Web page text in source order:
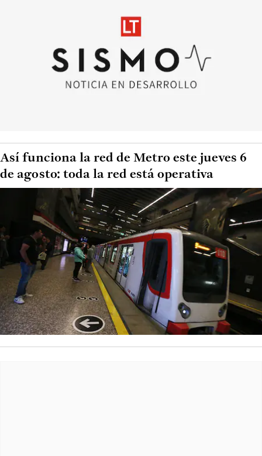
Así funciona la red de Metro este jueves 6
de agosto: toda la red está operativa